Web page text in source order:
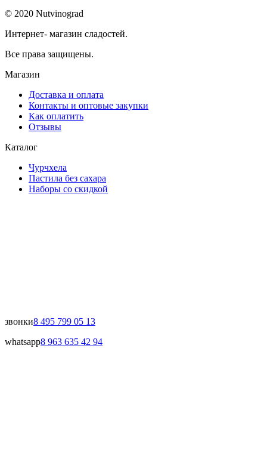
© 2020 Nutvinograd
Интернет- магазин сладостей.
Все права защищены.
Магазин
Доставка и оплата
Контакты и оптовые закупки
Как оплатить
Отзывы
Каталог
Чурчхела
Пастила без сахара
Наборы со скидкой
звонки8 495 799 05 13
whatsapp8 963 635 42 94